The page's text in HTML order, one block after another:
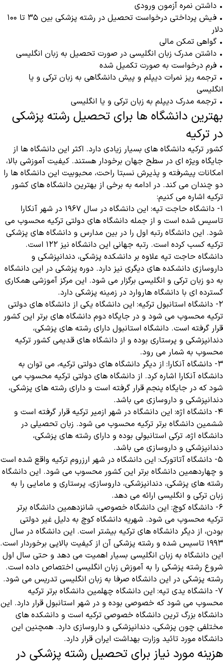
• داشتن نمره آزمون ورودی
• فیش پرداختی درخواست تحصیل در رشته پزشکی بین ۳۵ تا ۱۰۰
دلار
• گواهی تمکن مالی
• داشتن مدرک زبان انگلیسی در صورت تحصیل به زبان انگلیسی
• فرم درخواست به صورت تکمیل شده
• ترجمه ریز نمرات دیپلم و پیش دانشگاهی به زبان ترکی و یا
انگلیسی
• ترجمه مدرک دیپلم به زبان ترکی و یا انگلیسی
بهترین دانشگاه ها برای تحصیل رشته پزشکی
در ترکیه
کشور ترکیه دانشگاه های بسیار زیادی دارد. اکثر این دانشگاه ها از
جایگاه ویژه ای در سطح جهان برخودار هستند. کیفیت آموزشی بالا،
امکانات پیشرفته و پذیرش نسبتا راحت، محبوبیت این دانشگاه ها را
دو چندان می کند. در ادامه به برخی از بهترین دانشگاه های کشور
ترکیه اشاره می کنیم:
۱- دانشگاه حاجت تپه: این دانشگاه در سال ۱۹۶۷ در شهر آنکارا
تاسیس شده است و از جمله دانشگاه های دولتی ترکیه محسوب می
شود. این دانشگاه رتبه اول را در بین مدارس و دانشگاه های پزشکی
ترکیه کسب کرده است. رتبه جهانی این دانشگاه نیز ۱۲۲ است.
دانشگاه حاجت تپه علاوه بر دانشکده پزشکی، دندانپزشکی و
داروسازی دانشکده های دیگری نیز دارد. دوره پزشکی در این دانشگاه
به دو زبان ترکی و انگلیسی برگزار می شود. این مرکز آموزشی همکاری
گسترده ای با دانشگاه هاروارد در زمینه پزشکی دارد.
۲- دانشگاه استانبول ترکیه: این دانشگاه یکی از دانشگاه های دولتی
ترکیه محسوب می شود و در جایگاه دوم دانشگاه های برتر این کشور
قرار گرفته است. دانشگاه استانبول دارای رشته های پزشکی،
دندانپزشکی و پرستاری بوده و از دانشگاه های قدیمی کشور ترکیه
محسوب به شمار می رود.
۳- دانشگاه آنکارا: از دیگر دانشگاه های دولتی ترکیه، می توان به
دانشگاه آنکارا اشاره کرد. از دانشگاه های دولتی ترکیه محسوب می
شود که در جایگاه پنجم قرار گرفته است و دارای رشته های پزشکی،
دندانپزشکی و داروسازی می باشد.
۴- دانشگاه اژه: این دانشگاه در شهر ازمیر ترکیه قرار گرفته است و
ششمین دانشگاه برتر ترکیه محسوب می شود. زبان تحصیلی در
دانشگاه اژه، ترکی استانبولی بوده و دارای رشته های پزشکی،
دندانپزشکی و داروسازی می باشد.
۵- دانشگاه آتاتورک: این دانشگاه در شهر ارزروم ترکیه واقع شده است
و چهاردهمین دانشگاه برتر این کشور محسوب می شود. این دانشگاه
رشته های پزشکی، دندانپزشکی، داروسازی، پرستاری و مامایی را به
زبان ترکی و انگلیسی ارائه می دهد.
۶- دانشگاه کوچ: این دانشگاه خصوصی، شانزدهمین دانشگاه برتر
ترکیه محسوب می شود. شهریه دانشگاه کوچ به دلیل غیر دولتی
بودن، از دیگر دانشگاه های ترکیه بیشتر است. این دانشگاه در سال
۱۹۹۳ تاسیس شده و رشته پزشکی آن از کیفیت بالایی برخوردار است.
این دانشگاه به زبان انگلیسی بسیار اهمیت می دهد و حتی سال اول
شروع رشته پزشکی را به آموزش زبان انگلیسی اختصاص داده است.
رشته پزشکی در این دانشگاه صرفا به زبان انگلیسی تدریس می شود.
۷- دانشگاه یدی تپه: این دانشگاه چهلمین دانشگاه برتر ترکیه
محسوب می شود که خصوصی بوده و در شهر استانبول قرار دارد. این
دانشگاه بزرگ ترین دانشگاه خصوصی ترکیه است و دانشکده های
مختلفی چون پزشکی، دندانپزشکی و داروسازی دارد. همچنین این
دانشگاه مورد تائید وزارت بهداشت ایران قرار دارد.
هزینه مورد نیاز برای تحصیل رشته پزشکی در